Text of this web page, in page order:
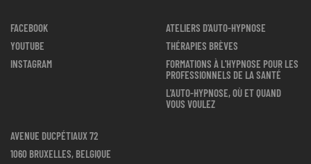
FACEBOOK
YOUTUBE
INSTAGRAM
ATELIERS D'AUTO-HYPNOSE
THÉRAPIES BRÈVES
FORMATIONS À L'HYPNOSE POUR LES
PROFESSIONNELS DE LA SANTÉ
L'AUTO-HYPNOSE, OÙ ET QUAND
VOUS VOULEZ
AVENUE DUCPÉTIAUX 72
1060 BRUXELLES, BELGIQUE